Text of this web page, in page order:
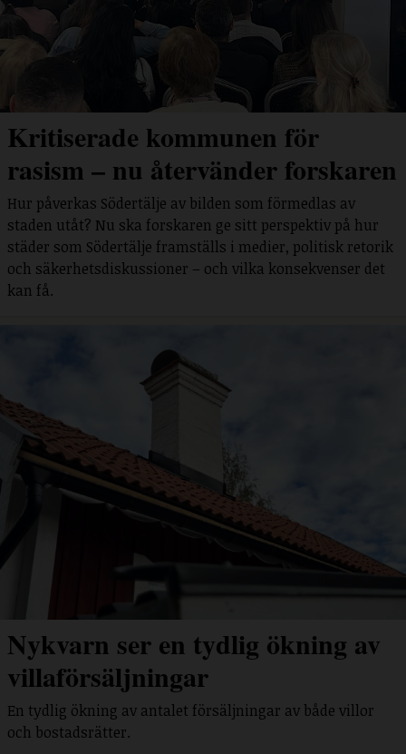
Kritiserade kommunen för
rasism – nu återvänder forskaren
Hur påverkas Södertälje av bilden som förmedlas av
staden utåt? Nu ska forskaren ge sitt perspektiv på hur
städer som Södertälje framställs i medier, politisk retorik
och säkerhetsdiskussioner – och vilka konsekvenser det
kan få.
Nykvarn ser en tydlig ökning av
villaförsäljningar
En tydlig ökning av antalet försäljningar av både villor
och bostadsrätter.